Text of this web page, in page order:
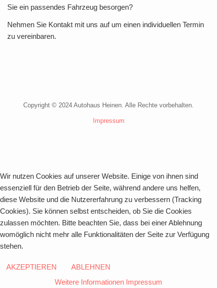
Sie ein passendes Fahrzeug besorgen?
Nehmen Sie Kontakt mit uns auf um einen individuellen Termin
zu vereinbaren.
Copyright © 2024 Autohaus Heinen. Alle Rechte vorbehalten.
Impressum
Wir nutzen Cookies auf unserer Website. Einige von ihnen sind
essenziell für den Betrieb der Seite, während andere uns helfen,
diese Website und die Nutzererfahrung zu verbessern (Tracking
Cookies). Sie können selbst entscheiden, ob Sie die Cookies
zulassen möchten. Bitte beachten Sie, dass bei einer Ablehnung
womöglich nicht mehr alle Funktionalitäten der Seite zur Verfügung
stehen.
AKZEPTIEREN
ABLEHNEN
Weitere Informationen Impressum